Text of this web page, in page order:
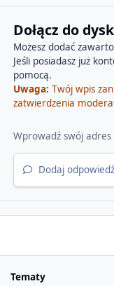
Dołącz do
Możesz dodać
Jeśli posiadasz już
pomocą.
Uwaga: Twój wpis
zatwierdzenia
Dodaj
Tematy